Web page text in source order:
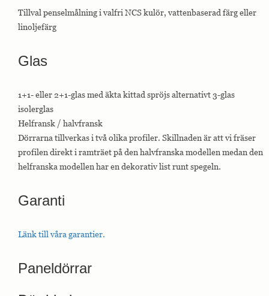
Tillval penselmålning i valfri NCS kulör, vattenbaserad färg eller
linoljefärg
Glas
1+1- eller 2+1-glas med äkta kittad spröjs alternativt 3-glas
isolerglas
Helfransk / halvfransk
Dörrarna tillverkas i två olika profiler. Skillnaden är att vi fräser
profilen direkt i ramträet på den halvfranska modellen medan den
helfranska modellen har en dekorativ list runt spegeln.
Garanti
Länk till våra garantier.
Paneldörrar